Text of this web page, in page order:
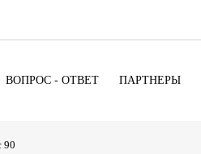
ВОПРОС - ОТВЕТ ПАРТНЕРЫ
90